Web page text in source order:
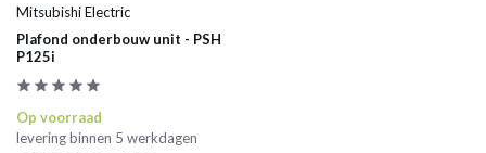
Mitsubishi Electric
Plafond onderbouw unit - PSH
P125i
Op voorraad
levering binnen 5 werkdagen